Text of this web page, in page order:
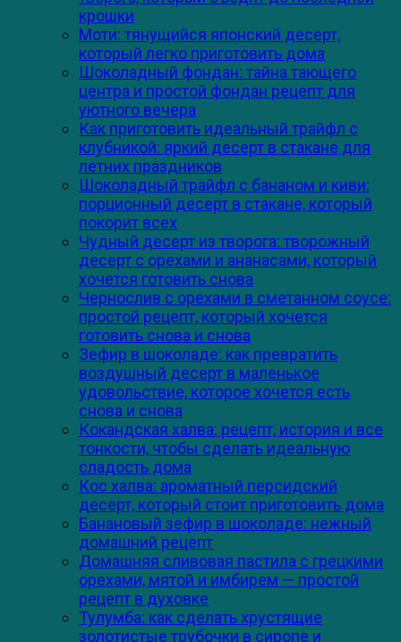
крошки
Моти: тянущийся японский десерт,
который легко приготовить дома
Шоколадный фондан: тайна тающего
центра и простой фондан рецепт для
уютного вечера
Как приготовить идеальный трайфл с
клубникой: яркий десерт в стакане для
летних праздников
Шоколадный трайфл с бананом и киви:
порционный десерт в стакане, который
покорит всех
Чудный десерт из творога: творожный
десерт с орехами и ананасами, который
хочется готовить снова
Чернослив с орехами в сметанном соусе:
простой рецепт, который хочется
готовить снова и снова
Зефир в шоколаде: как превратить
воздушный десерт в маленькое
удовольствие, которое хочется есть
снова и снова
Кокандская халва: рецепт, история и все
тонкости, чтобы сделать идеальную
сладость дома
Кос халва: ароматный персидский
десерт, который стоит приготовить дома
Банановый зефир в шоколаде: нежный
домашний рецепт
Домашняя сливовая пастила с грецкими
орехами, мятой и имбирем — простой
рецепт в духовке
Тулумба: как сделать хрустящие
золотистые трубочки в сиропе и